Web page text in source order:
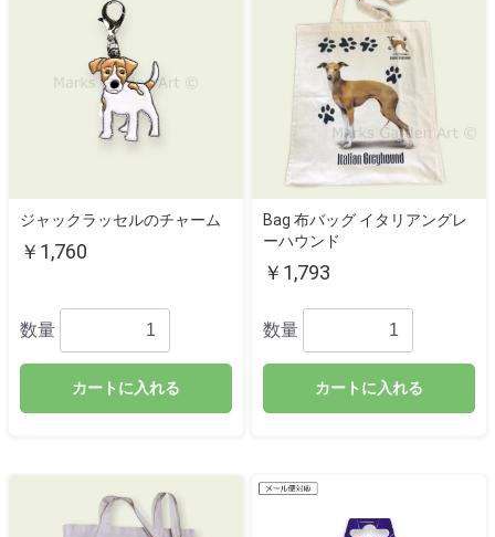
ジャックラッセルのチャーム
￥1,760
数量
カートに入れる
Bag 布バッグ イタリアングレ
ーハウンド
￥1,793
数量
カートに入れる